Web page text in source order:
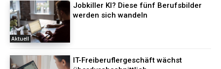
Aktuell
Jobkiller KI? Diese fünf Berufsbilder
werden sich wandeln
IT-Freiberuflergeschäft wächst